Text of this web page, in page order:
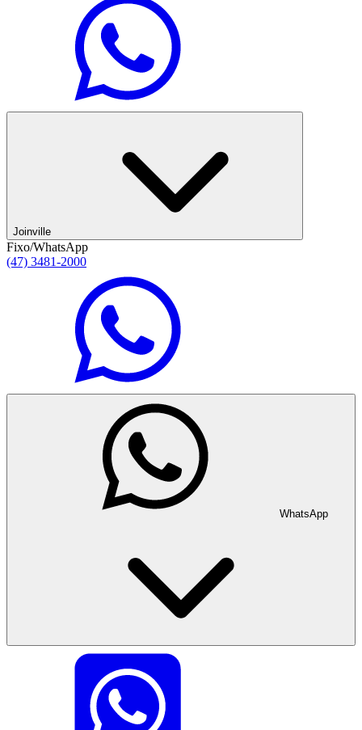
Joinville
Fixo/WhatsApp
(47) 3481-2000
WhatsApp